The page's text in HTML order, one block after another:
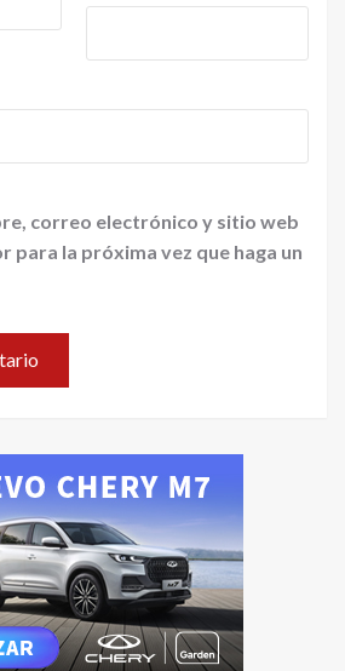
correo electrónico y sitio web
para la próxima vez que haga un